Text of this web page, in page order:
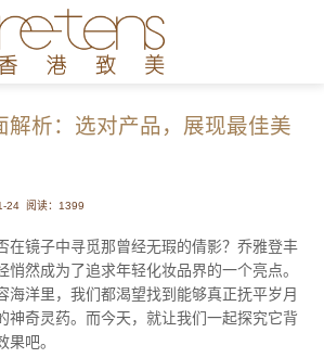
解析：选对产品，展现最佳美
24 阅读：1399
在镜子中寻觅那曾经无瑕的倩影？乔雅登丰
悄然成为了追求年轻化妆品界的一个亮点。
海洋里，我们都渴望找到能够真正抚平岁月
神奇灵药。而今天，就让我们一起探究它背
吧。